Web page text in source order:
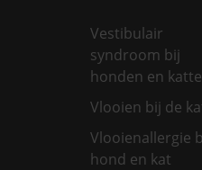
Vestibulair
syndroom bij
honden en
Vlooien bij de
Vlooienallergie
hond en kat